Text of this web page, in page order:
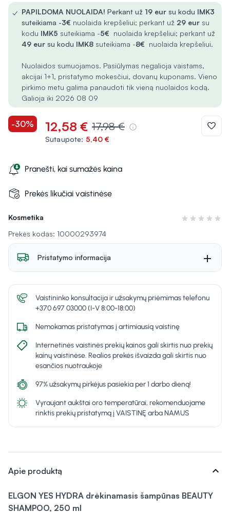
Kosmetika
Įvertinimas 0
Prekės kodas: 10000293974
✓ PAPILDOMA NUOLAIDA! Perkant už 19 eur su kodu IMK3
suteikiama -3€ nuolaida krepšeliui; perkant už 29 eur su
kodu IMK5 suteikiama -5€ nuolaida krepšeliui; perkant už
49 eur su kodu IMK8 suteikiama -8€ nuolaida krepšeliui.
Nuolaidos sumuojamos. Pasiūlymas negalioja vaistams,
akcijai 1+1, pristatymo mokesčiui, dovanų kuponams. Vieno
pirkimo metu galima panaudoti tik vieną nuolaidos kodą.
Galioja iki 2026 08 09
-30% 12,58 € 17,98 €
Sutaupote: 5,40 €
Pranešti, kai sumažės kaina
Prekės likučiai vaistinėse
Pristatymo informacija
Vaistininko konsultacija ir užsakymų priėmimas telefonu
+370 697 03000 (I-V 8:00-18:00)
Nemokamas pristatymas į artimiausią vaistinę
Internetinės vaistinės prekių kainos gali skirtis nuo prekių
kainų vaistinėse. Realios prekės išvaizda gali skirtis nuo
esančios nuotraukoje
97% užsakymų pirkėjus pasiekia per 1 darbo dieną!
Vyraujant aukštai oro temperatūrai, rekomenduojame
rinktis prekių pristatymą į VAISTINĘ arba NAMUS
Apie produktą expand_more
ELGON YES HYDRA drėkinamasis šampūnas BEAUTY
SHAMPOO, 250 ml